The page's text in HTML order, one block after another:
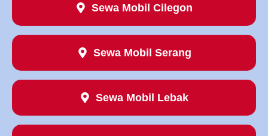
Sewa Mobil Cilegon
Sewa Mobil Serang
Sewa Mobil Lebak